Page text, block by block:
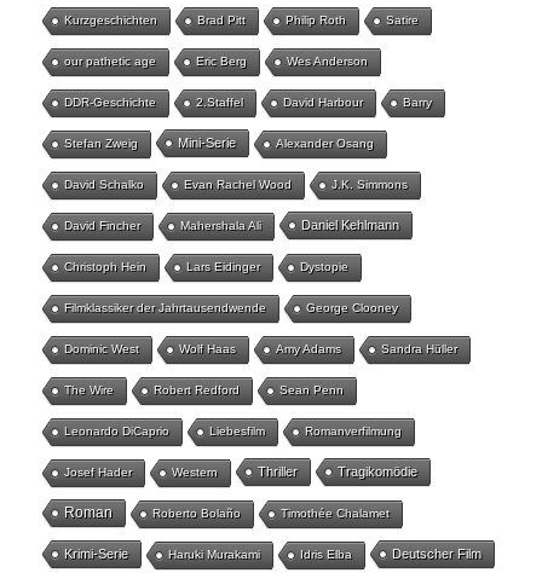
Kurzgeschichten Brad Pitt Philip Roth Satire
our pathetic age Eric Berg Wes Anderson
DDR-Geschichte 2.Staffel David Harbour Barry
Stefan Zweig Mini-Serie Alexander Osang
David Schalko Evan Rachel Wood J.K. Simmons
David Fincher Mahershala Ali Daniel Kehlmann
Christoph Hein Lars Eidinger Dystopie
Filmklassiker der Jahrtausendwende George Clooney
Dominic West Wolf Haas Amy Adams Sandra Hüller
The Wire Robert Redford Sean Penn
Leonardo DiCaprio Liebesfilm Romanverfilmung
Josef Hader Western Thriller Tragikomödie
Roman Roberto Bolaño Timothée Chalamet
Krimi-Serie Haruki Murakami Idris Elba Deutscher Film